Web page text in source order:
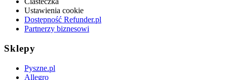
Ustawienia cookie
Dostępność Refunder.pl
Partnerzy biznesowi
Sklepy
Pyszne.pl
Allegro